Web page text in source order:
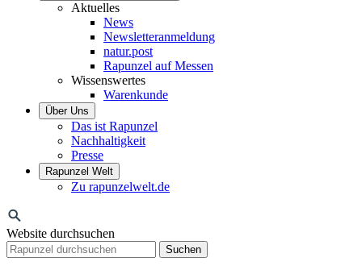
Aktuelles
News
Newsletteranmeldung
natur.post
Rapunzel auf Messen
Wissenswertes
Warenkunde
Über Uns
Das ist Rapunzel
Nachhaltigkeit
Presse
Rapunzel Welt
Zu rapunzelwelt.de
Website durchsuchen
Suchen